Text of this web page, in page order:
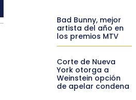
Bad Bunny, mejor
artista del año en
los premios MTV
Corte de Nueva
York otorga a
Weinstein opción
de apelar condena